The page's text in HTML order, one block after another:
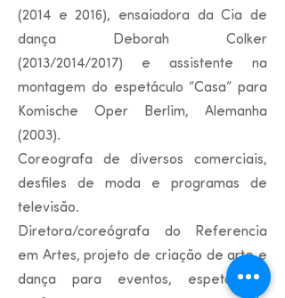
(2014 e 2016), ensaiadora da Cia de
dança Deborah Colker
(2013/2014/2017) e assistente na
montagem do espetáculo “Casa” para
Komische Oper Berlim, Alemanha
(2003).
Coreografa de diversos comerciais,
desfiles de moda e programas de
televisão.
Diretora/coreógrafa do Referencia
em Artes, projeto de criação de arte e
dança para eventos, espetáculos,